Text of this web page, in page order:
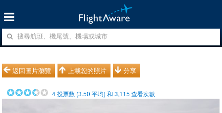
返回圖片瀏覽 上載您的照片 分享
4投票数 (3.50 平均) 和3,115 查看次數